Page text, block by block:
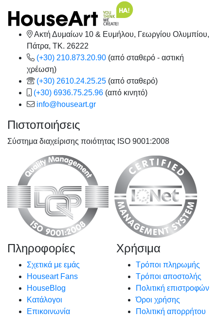
Ακτή Δυμαίων 10 & Ευμήλου, Γεωργίου Ολυμπίου,
Πάτρα, TK. 26222
(+30) 210.873.20.90 (από σταθερό - αστική
χρέωση)
(+30) 2610.24.25.25 (από σταθερό)
(+30) 6936.75.25.96 (από κινητό)
info@houseart.gr
Πιστοποιήσεις
Σύστημα διαχείρισης ποιότητας ISO 9001:2008
Πληροφορίες
Σχετικά με εμάς
Houseart Fans
HouseBlog
Κατάλογοι
Επικοινωνία
Χρήσιμα
Τρόποι πληρωμής
Τρόποι αποστολής
Πολιτική επιστροφών
Όροι χρήσης
Πολιτική απορρήτου